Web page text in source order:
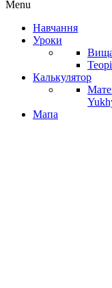
Menu
Навчання
Уроки
Калькулятор
Мапа